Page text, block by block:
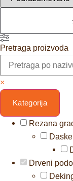
Pretraga proizvoda
×
Kategorija
Rezana
Drveni